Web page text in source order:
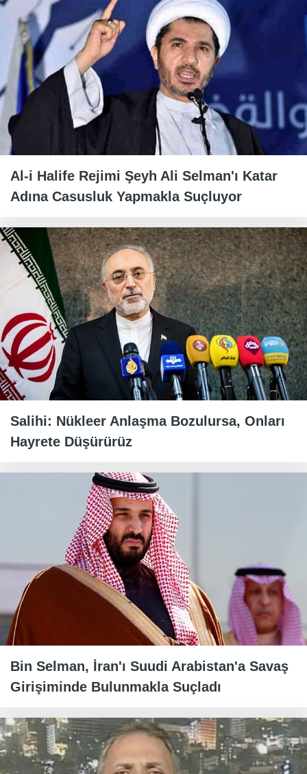
Al-i Halife Rejimi Şeyh Ali Selman'ı Katar
Adına Casusluk Yapmakla Suçluyor
Salihi: Nükleer Anlaşma Bozulursa, Onları
Hayrete Düşürürüz
Bin Selman, İran'ı Suudi Arabistan'a Savaş
Girişiminde Bulunmakla Suçladı